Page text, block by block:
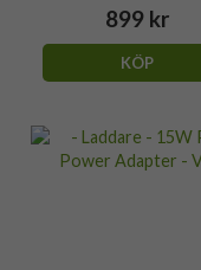
899 kr
KÖP